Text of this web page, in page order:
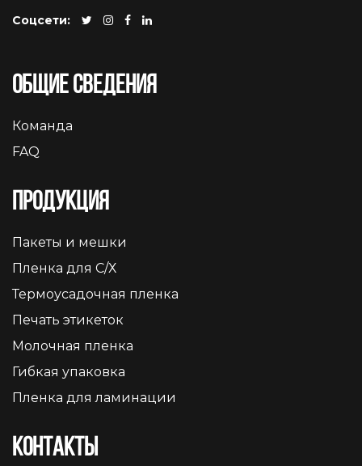
Соцсети:
Общие сведения
Команда
FAQ
Продукция
Пакеты и мешки
Пленка для С/Х
Термоусадочная пленка
Печать этикеток
Молочная пленка
Гибкая упаковка
Пленка для ламинации
Контакты